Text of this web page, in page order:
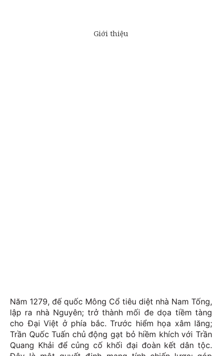
Năm 1279, đế quốc Mông Cổ tiêu diệt nhà Nam Tống,
lập ra nhà Nguyên; trở thành mối đe dọa tiềm tàng
cho Đại Việt ở phía bắc. Trước hiểm họa xâm lăng;
Trần Quốc Tuấn chủ động gạt bỏ hiềm khích với Trần
Quang Khải để củng cố khối đại đoàn kết dân tộc.